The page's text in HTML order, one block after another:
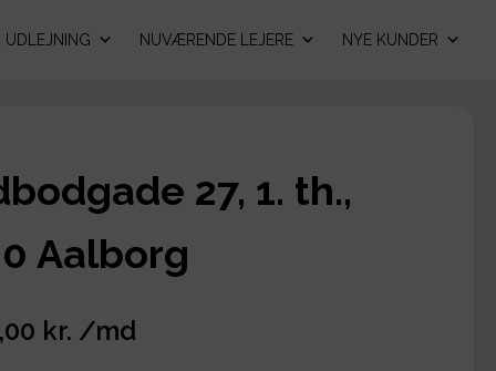
UDLEJNING NUVÆRENDE LEJERE NYE KUNDER
27, 1. th.,
Aalborg
kr. /md